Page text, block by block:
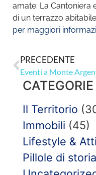
amate: La Cantoniera
di un terrazzo
per maggiori
PRECEDENTE
Eventi a Monte
CATEGORIE
Il Territorio
Immobili (45)
Lifestyle &
Pillole di storia